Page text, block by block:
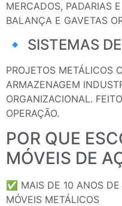
MERCADOS, PADARIAS
BALANÇA E GAVETAS
🔹 SISTEMAS
PROJETOS METÁLICOS
ARMAZENAGEM
ORGANIZACIONAL.
OPERAÇÃO.
POR QUE
MÓVEIS DE
✅ MAIS DE 10 ANOS DE
MÓVEIS METÁLICOS